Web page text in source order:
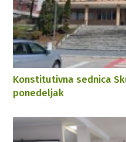
Konstitutivna sednica
ponedeljak